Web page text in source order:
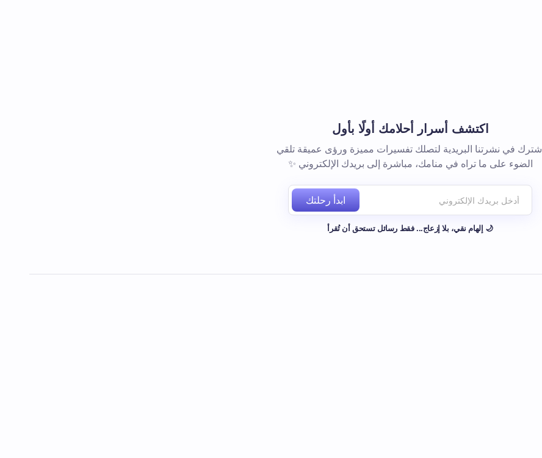
اكتشف أسرار أحلامك أولًا بأول
اشترك في نشرتنا البريدية لتصلك تفسيرات مميزة ورؤى عميقة تلقي
الضوء على ما تراه في منامك، مباشرة إلى بريدك الإلكتروني ✨
ابدأ رحلتك
🌙 إلهام نقي، بلا إزعاج... فقط رسائل تستحق أن تُقرأ